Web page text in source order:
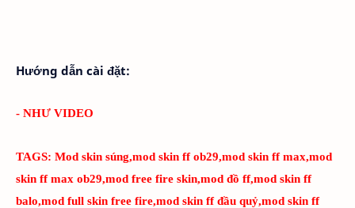
Hướng dẫn cài đặt:
- NHƯ VIDEO
TAGS: Mod skin súng,mod skin ff ob29,mod skin ff max,mod
skin ff max ob29,mod free fire skin,mod đồ ff,mod skin ff
balo,mod full skin free fire,mod skin ff đầu quỷ,mod skin ff